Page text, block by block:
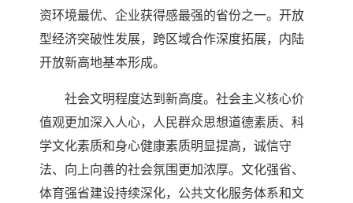
资环境最优、企业获得感最强的省份之一。开放
型经济突破性发展，跨区域合作深度拓展，内陆
开放新高地基本形成。
社会文明程度达到新高度。社会主义核心价
值观更加深入人心，人民群众思想道德素质、科
学文化素质和身心健康素质明显提高，诚信守
法、向上向善的社会氛围更加浓厚。文化强省、
体育强省建设持续深化，公共文化服务体系和文